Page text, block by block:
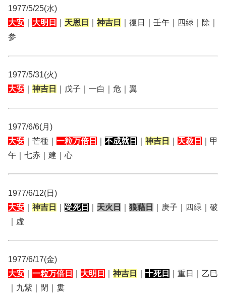
1977/5/25(水)
大安
大明日 天恩日 神吉日
｜復日｜壬午｜四緑｜除｜
参
1977/5/31(火)
大安
神吉日 ｜戊子｜一白｜危｜翼
1977/6/6(月)
大安 ｜芒種｜ 一粒万倍日 不成就日 神吉日 天赦日
｜甲
午｜七赤｜建｜心
1977/6/12(日)
大安
神吉日 受死日 天火日 狼藉日
｜庚子｜四緑｜破
｜虚
1977/6/17(金)
大安
一粒万倍日 大明日 神吉日 十死日
｜重日｜乙巳
｜九紫｜閉｜婁